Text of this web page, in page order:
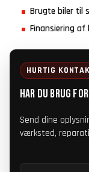
Brugte biler til
Finansiering af
HURTIG
HAR DU BRUG
Send dine
værksted,